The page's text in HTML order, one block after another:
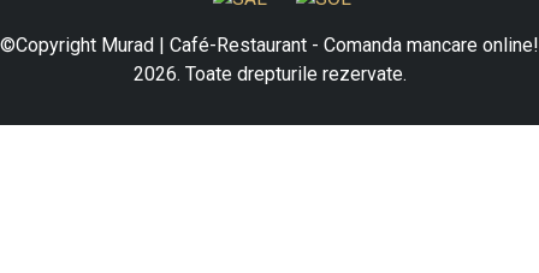
©Copyright Murad | Café-Restaurant - Comanda mancare online!
2026. Toate drepturile rezervate.